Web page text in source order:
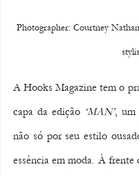
Photographer: Courtney
A Hooks Magazine tem o
capa da edição ‘MAN’, um
não só por seu estilo
essência em moda. À